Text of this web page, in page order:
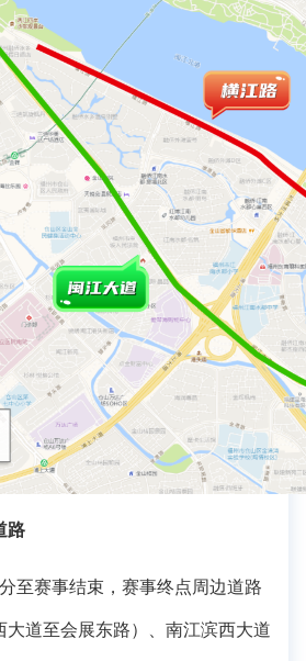
路
至赛事结束，赛事终点周边道路
大道至会展东路）、南江滨西大道